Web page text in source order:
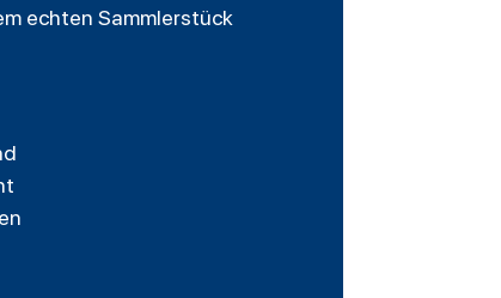
echten Sammlerstück